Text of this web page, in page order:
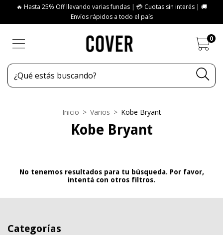
🔥 Hasta 25% Off llevando varias fundas | 💳 Cuotas sin interés | 🚚
Envíos rápidos a todo el país
0
Inicio > Varios > Kobe Bryant
Kobe Bryant
No tenemos resultados para tu búsqueda. Por favor,
intentá con otros filtros.
Categorías